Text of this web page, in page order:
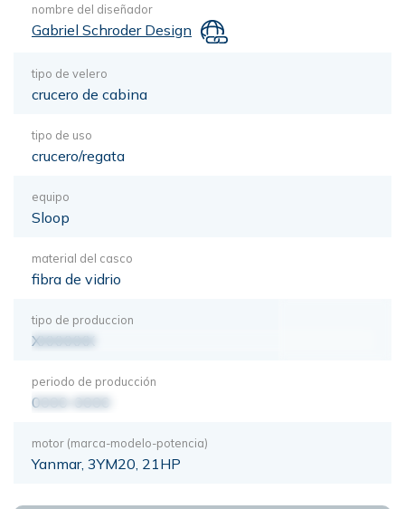
nombre del diseñador
Gabriel Schroder Design
tipo de velero
crucero de cabina
tipo de uso
crucero/regata
equipo
Sloop
material del casco
fibra de vidrio
tipo de produccion
XXXXXXX
periodo de producción
0000-0000
motor (marca-modelo-potencia)
Yanmar, 3YM20, 21HP